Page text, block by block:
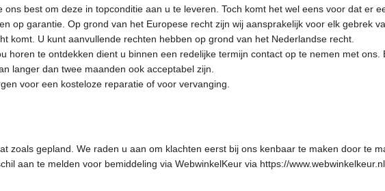
best om deze in topconditie aan u te leveren. Toch komt het wel eens voor dat er
op garantie. Op grond van het Europese recht zijn wij aansprakelijk voor elk gebrek
komt. U kunt aanvullende rechten hebben op grond van het Nederlandse recht.
horen te ontdekken dient u binnen een redelijke termijn contact op te nemen met
langer dan twee maanden ook acceptabel zijn.
voor een kosteloze reparatie of voor vervanging.
zoals gepland. We raden u aan om klachten eerst bij ons kenbaar te maken door te
aan te melden voor bemiddeling via WebwinkelKeur via https://